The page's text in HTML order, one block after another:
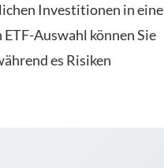
Investitionen in eine
Auswahl können Sie
es Risiken